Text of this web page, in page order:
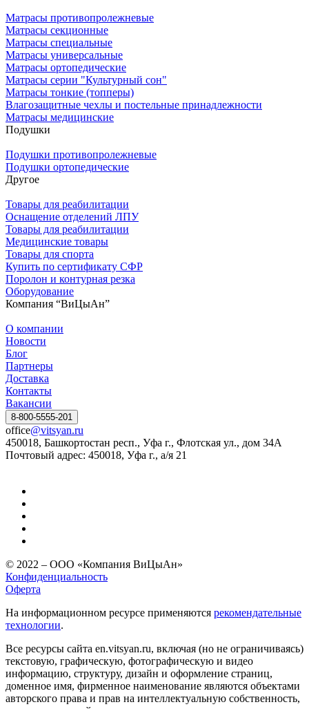
Матрасы противопролежневые
Матрасы секционные
Матрасы специальные
Матрасы универсальные
Матрасы ортопедические
Матрасы серии "Культурный сон"
Матрасы тонкие (топперы)
Влагозащитные чехлы и постельные принадлежности
Матрасы медицинские
Подушки
Подушки противопролежневые
Подушки ортопедические
Другое
Товары для реабилитации
Оснащение отделений ЛПУ
Товары для реабилитации
Медицинские товары
Товары для спорта
Купить по сертификату СФР
Поролон и контурная резка
Оборудование
Компания “ВиЦыАн”
О компании
Новости
Блог
Партнеры
Доставка
Контакты
Вакансии
8-800-5555-201
office@vitsyan.ru
450018, Башкортостан респ., Уфа г., Флотская ул., дом 34А
Почтовый адрес: 450018, Уфа г., а/я 21
© 2022 – ООО «Компания ВиЦыАн»
Конфиденциальность
Оферта
На информационном ресурсе применяются рекомендательные
технологии.
Все ресурсы сайта en.vitsyan.ru, включая (но не ограничиваясь)
текстовую, графическую, фотографическую и видео
информацию, структуру, дизайн и оформление страниц,
доменное имя, фирменное наименование являются объектами
авторского права и прав на интеллектуальную собственность,